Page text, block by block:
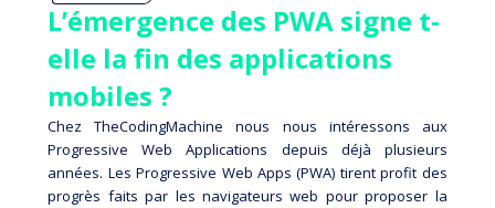
L’émergence des PWA signe t-
elle la fin des applications
mobiles ?
Chez TheCodingMachine nous nous intéressons aux
Progressive Web Applications depuis déjà plusieurs
années. Les Progressive Web Apps (PWA) tirent profit des
progrès faits par les navigateurs web pour proposer la